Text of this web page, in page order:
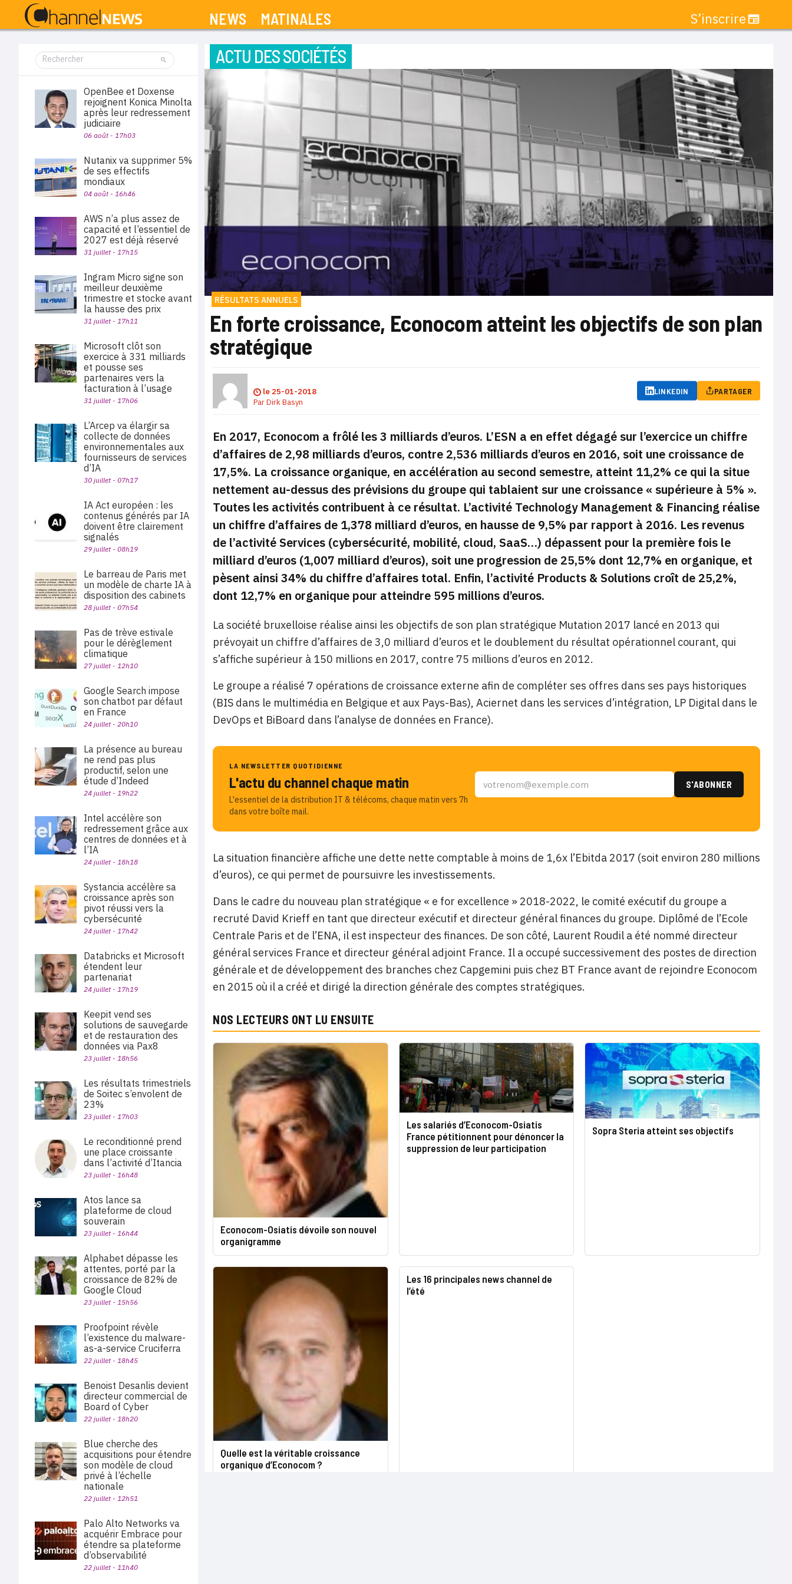
NEWS MATINALES S’inscrire
ACTU DES SOCIÉTÉS
RÉSULTATS ANNUELS
En forte croissance, Econocom atteint les objectifs de son plan
stratégique
le 25-01-2018
ParDirk Basyn
LINKEDIN PARTAGER
En 2017, Econocom a frôlé les 3 milliards d’euros. L’ESN a en effet dégagé sur l’exercice un chiffre
d’affaires de 2,98 milliards d’euros, contre 2,536 milliards d’euros en 2016, soit une croissance de
17,5%. La croissance organique, en accélération au second semestre, atteint 11,2% ce qui la situe
nettement au-dessus des prévisions du groupe qui tablaient sur une croissance « supérieure à 5% ».
Toutes les activités contribuent à ce résultat. L’activité Technology Management & Financing réalise
un chiffre d’affaires de 1,378 milliard d’euros, en hausse de 9,5% par rapport à 2016. Les revenus
de l’activité Services (cybersécurité, mobilité, cloud, SaaS…) dépassent pour la première fois le
milliard d’euros (1,007 milliard d’euros), soit une progression de 25,5% dont 12,7% en organique, et
pèsent ainsi 34% du chiffre d’affaires total. Enfin, l’activité Products & Solutions croît de 25,2%,
dont 12,7% en organique pour atteindre 595 millions d’euros.
La société bruxelloise réalise ainsi les objectifs de son plan stratégique Mutation 2017 lancé en 2013 qui
prévoyait un chiffre d’affaires de 3,0 milliard d’euros et le doublement du résultat opérationnel courant, qui
s’affiche supérieur à 150 millions en 2017, contre 75 millions d’euros en 2012.
Le groupe a réalisé 7 opérations de croissance externe afin de compléter ses offres dans ses pays historiques
(BIS dans le multimédia en Belgique et aux Pays-Bas), Aciernet dans les services d’intégration, LP Digital dans le
DevOps et BiBoard dans l’analyse de données en France).
LA NEWSLETTER QUOTIDIENNE
L'actu du channel chaque matin
L'essentiel de la distribution IT & télécoms, chaque matin vers 7h
dans votre boîte mail.
La situation financière affiche une dette nette comptable à moins de 1,6x l’Ebitda 2017 (soit environ 280 millions
d’euros), ce qui permet de poursuivre les investissements.
Dans le cadre du nouveau plan stratégique « e for excellence » 2018-2022, le comité exécutif du groupe a
recruté David Krieff en tant que directeur exécutif et directeur général finances du groupe. Diplômé de l’Ecole
Centrale Paris et de l’ENA, il est inspecteur des finances. De son côté, Laurent Roudil a été nommé directeur
général services France et directeur général adjoint France. Il a occupé successivement des postes de direction
générale et de développement des branches chez Capgemini puis chez BT France avant de rejoindre Econocom
en 2015 où il a créé et dirigé la direction générale des comptes stratégiques.
NOS LECTEURS ONT LU ENSUITE
Econocom-Osiatis dévoile son nouvel
organigramme
Les salariés d’Econocom-Osiatis
France pétitionnent pour dénoncer la
suppression de leur participation
Sopra Steria atteint ses objectifs
Quelle est la véritable croissance
organique d’Econocom ?
Les 16 principales news channel de
l’été
OpenBee et Doxense
rejoignent Konica Minolta
après leur redressement
judiciaire
06 août - 17h03
Nutanix va supprimer 5%
de ses effectifs
mondiaux
04 août - 16h46
AWS n’a plus assez de
capacité et l’essentiel de
2027 est déjà réservé
31 juillet - 17h15
Ingram Micro signe son
meilleur deuxième
trimestre et stocke avant
la hausse des prix
31 juillet - 17h11
Microsoft clôt son
exercice à 331 milliards
et pousse ses
partenaires vers la
facturation à l’usage
31 juillet - 17h06
L’Arcep va élargir sa
collecte de données
environnementales aux
fournisseurs de services
d’IA
30 juillet - 07h17
IA Act européen : les
contenus générés par IA
doivent être clairement
signalés
29 juillet - 08h19
Le barreau de Paris met
un modèle de charte IA à
disposition des cabinets
28 juillet - 07h54
Pas de trève estivale
pour le dérèglement
climatique
27 juillet - 12h10
Google Search impose
son chatbot par défaut
en France
24 juillet - 20h10
La présence au bureau
ne rend pas plus
productif, selon une
étude d’Indeed
24 juillet - 19h22
Intel accélère son
redressement grâce aux
centres de données et à
l’IA
24 juillet - 18h18
Systancia accélère sa
croissance après son
pivot réussi vers la
cybersécurité
24 juillet - 17h42
Databricks et Microsoft
étendent leur
partenariat
24 juillet - 17h19
Keepit vend ses
solutions de sauvegarde
et de restauration des
données via Pax8
23 juillet - 18h56
Les résultats trimestriels
de Soitec s’envolent de
23%
23 juillet - 17h03
Le reconditionné prend
une place croissante
dans l’activité d’Itancia
23 juillet - 16h48
Atos lance sa
plateforme de cloud
souverain
23 juillet - 16h44
Alphabet dépasse les
attentes, porté par la
croissance de 82% de
Google Cloud
23 juillet - 15h56
Proofpoint révèle
l’existence du malware-
as-a-service Cruciferra
22 juillet - 18h45
Benoist Desanlis devient
directeur commercial de
Board of Cyber
22 juillet - 18h20
Blue cherche des
acquisitions pour étendre
son modèle de cloud
privé à l’échelle
nationale
22 juillet - 12h51
Palo Alto Networks va
acquérir Embrace pour
étendre sa plateforme
d’observabilité
22 juillet - 11h40